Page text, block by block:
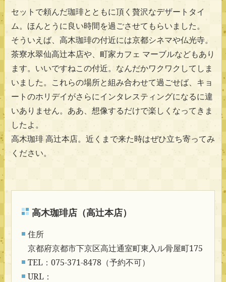
セットで頼んだ珈琲とともに頂く贅沢なデザートタイ
ム。ほんとうに良い時間を過ごさせてもらいました。
そういえば、高木珈琲の付近には京都シネマや仏光寺。
茶寮水翠仙高辻本店や、町家カフェ マーブルなどもあり
ます。いいですねこの付近。なんだかワクワクしてしま
いました。これらの場所と組み合わせて過ごせば、キョ
ートのホリデイがさらにインタレスティングになるに違
いありません。ああ、想像するだけで楽しくなってきま
したよ。
高木珈琲 高辻本店。近くまで来た時はぜひ立ち寄ってみ
ください。
高木珈琲店（高辻本店）
住所
京都府京都市下京区高辻通室町東入ル骨屋町175
TEL：075-371-8478（予約不可）
URL：